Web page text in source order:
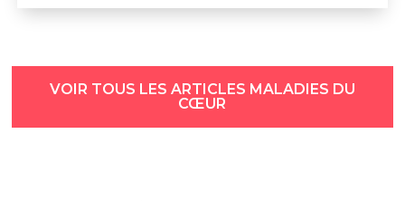
VOIR TOUS LES ARTICLES MALADIES DU
CŒUR